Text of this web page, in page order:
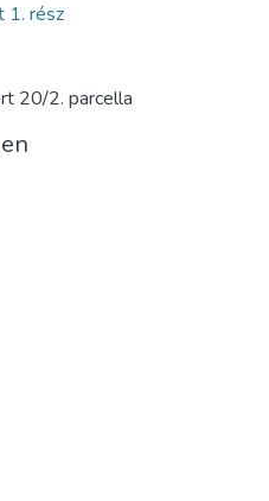
1. rész
20/2. parcella